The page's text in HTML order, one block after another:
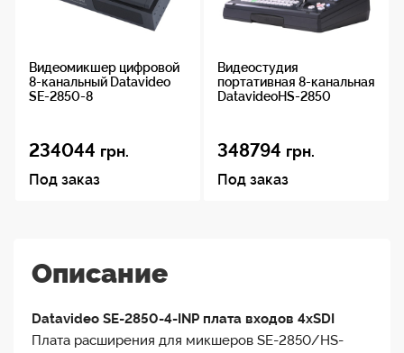
Видеомикшер цифровой
8-канальный Datavideo
SE-2850-8
234044 грн.
Под заказ
Видеостудия
портативная 8-канальная
DatavideoHS-2850
348794 грн.
Под заказ
Описание
Datavideo SE-2850-4-INP плата входов 4xSDI
Плата расширения для микшеров SE-2850/HS-